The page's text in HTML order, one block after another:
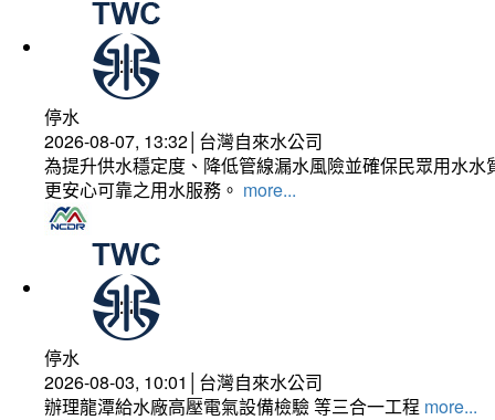
停水
2026-08-07, 13:32│台灣自來水公司
為提升供水穩定度、降低管線漏水風險並確保民眾用水
更安心可靠之用水服務。 more...
停水
2026-08-03, 10:01│台灣自來水公司
辦理龍潭給水廠高壓電氣設備檢驗 等三合一工程 more...